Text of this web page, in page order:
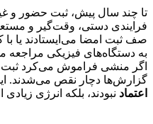
تا چند سال پیش، ثبت حضور و
فرایندی دستی، وقت‌گیر و
صف ثبت امضا می‌ایستادند یا
به دستگاه‌های فیزیکی مراجعه
اگر منشی فراموش می‌کرد ثبت
گزارش‌ها دچار نقص می‌شدند.
اعتماد نبودند، بلکه انرژی